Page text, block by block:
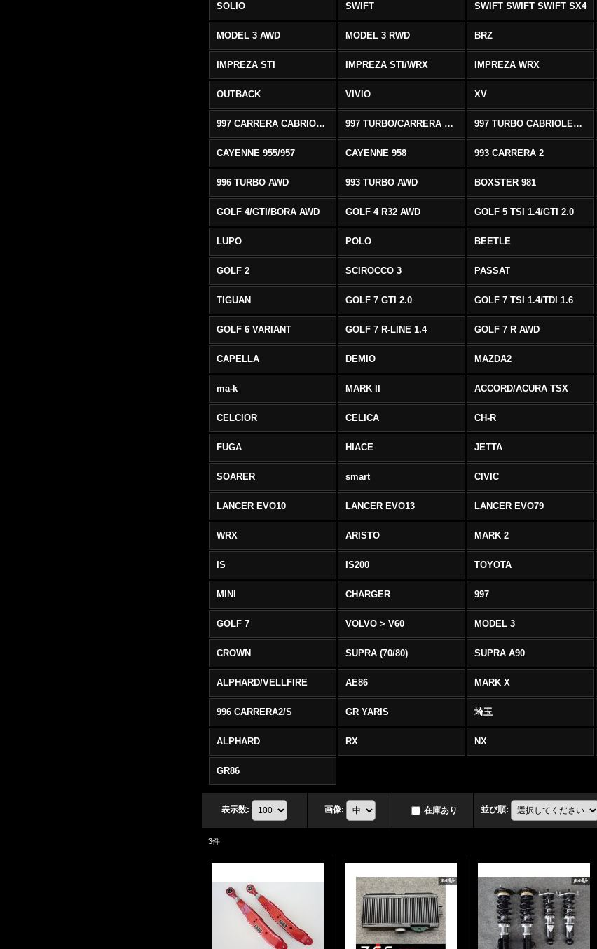
SOLIO SWIFT SWIFT SWIFT SWIFT SX4
MODEL 3 AWD MODEL 3 RWD BRZ
IMPREZA STI IMPREZA STI/WRX IMPREZA WRX
OUTBACK VIVIO XV
997 CARRERA CABRIOLET 2/S 997 TURBO/CARRERA 4/4S AWD 997 TURBO CABRIOLET AWD
CAYENNE 955/957 CAYENNE 958 993 CARRERA 2
996 TURBO AWD 993 TURBO AWD BOXSTER 981
GOLF 4/GTI/BORA AWD GOLF 4 R32 AWD GOLF 5 TSI 1.4/GTI 2.0
LUPO POLO BEETLE
GOLF 2 SCIROCCO 3 PASSAT
TIGUAN GOLF 7 GTI 2.0 GOLF 7 TSI 1.4/TDI 1.6
GOLF 6 VARIANT GOLF 7 R-LINE 1.4 GOLF 7 R AWD
CAPELLA DEMIO MAZDA2
ma-k MARK II ACCORD/ACURA TSX
CELCIOR CELICA CH-R
FUGA HIACE JETTA
SOARER smart CIVIC
LANCER EVO10 LANCER EVO13 LANCER EVO79
WRX ARISTO MARK 2
IS IS200 TOYOTA
MINI CHARGER 997
GOLF 7 VOLVO > V60 MODEL 3
CROWN SUPRA (70/80) SUPRA A90
ALPHARD/VELLFIRE AE86 MARK X
996 CARRERA2/S GR YARIS 埼玉
ALPHARD RX NX
GR86
表示数: 画像: 在庫あり 並び順:
3件